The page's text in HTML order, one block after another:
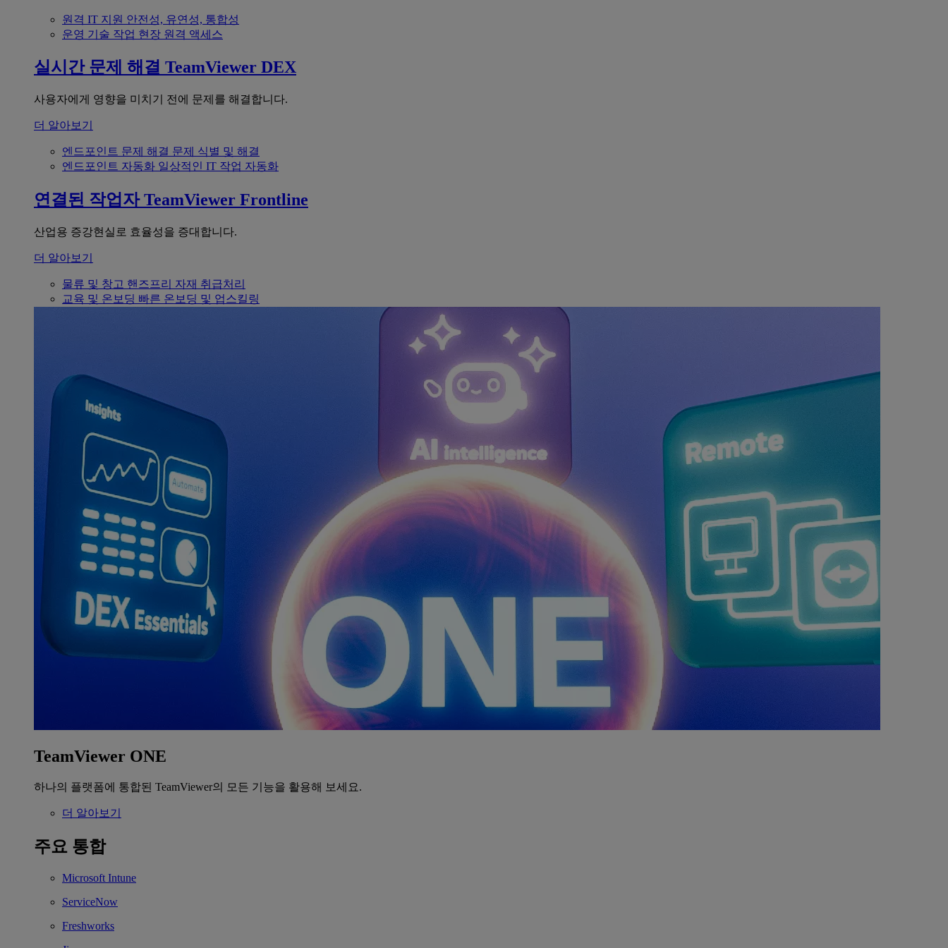
원격 IT 지원 안전성, 유연성, 통합성
운영 기술 작업 현장 원격 액세스
실시간 문제 해결 TeamViewer DEX
사용자에게 영향을 미치기 전에 문제를 해결합니다.
더 알아보기
엔드포인트 문제 해결 문제 식별 및 해결
엔드포인트 자동화 일상적인 IT 작업 자동화
연결된 작업자 TeamViewer Frontline
산업용 증강현실로 효율성을 증대합니다.
더 알아보기
물류 및 창고 핸즈프리 자재 취급처리
교육 및 온보딩 빠른 온보딩 및 업스킬링
TeamViewer ONE
하나의 플랫폼에 통합된 TeamViewer의 모든 기능을 활용해 보세요.
더 알아보기
주요 통합
Microsoft Intune
ServiceNow
Freshworks